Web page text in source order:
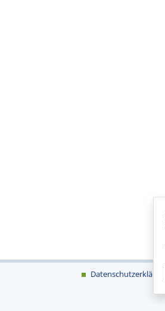
Datenschutzerklärung